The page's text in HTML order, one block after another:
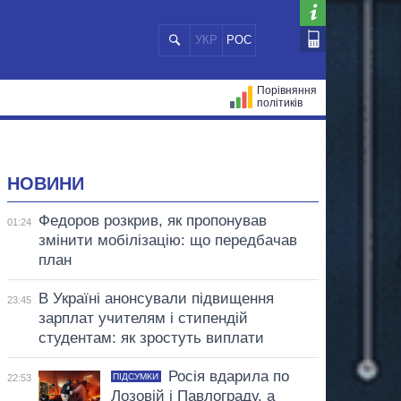
УКР РОС
Порівняння
політиків
НОВИНИ
01:24
Федоров розкрив, як пропонував
змінити мобілізацію: що передбачав
план
23:45
В Україні анонсували підвищення
зарплат учителям і стипендій
студентам: як зростуть виплати
22:53 ПІДСУМКИ
Росія вдарила по
Лозовій і Павлограду, а